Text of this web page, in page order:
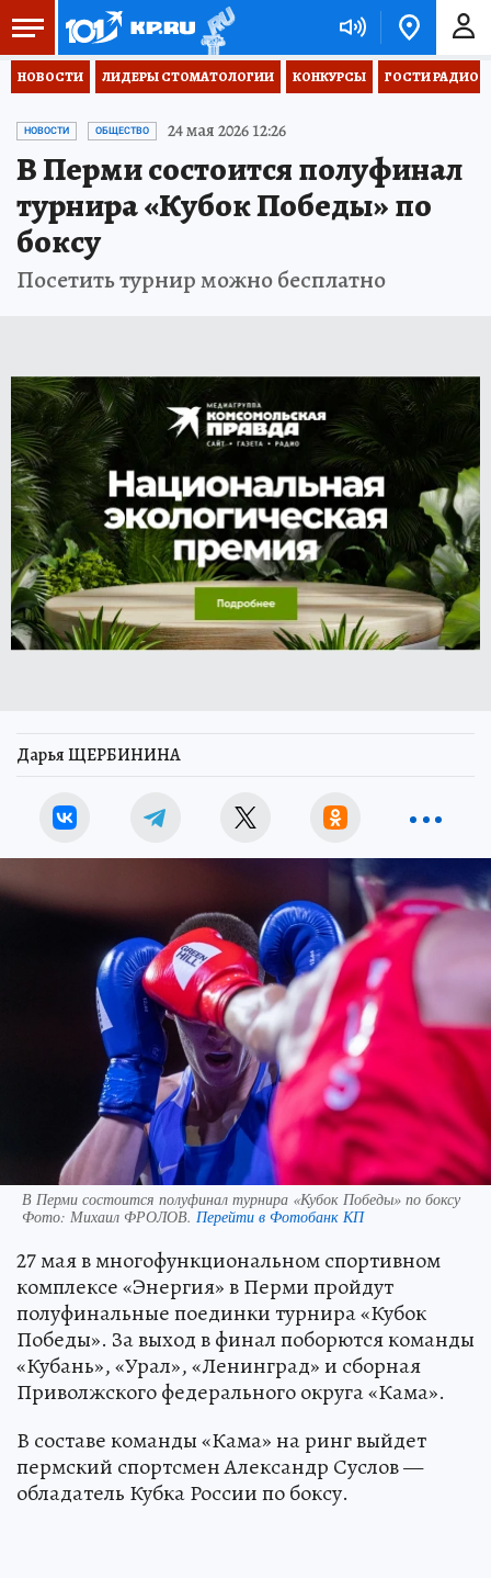
НОВОСТИ ЛИДЕРЫ СТОМАТОЛОГИИ КОНКУРСЫ ГОСТИ РАДИО
НОВОСТИ ОБЩЕСТВО 24 мая 2026 12:26
В Перми состоится полуфинал
турнира «Кубок Победы» по
боксу
Посетить турнир можно бесплатно
Дарья ЩЕРБИНИНА
В Перми состоится полуфинал турнира «Кубок Победы» по боксу
Фото: Михаил ФРОЛОВ. Перейти в Фотобанк КП
27 мая в многофункциональном спортивном
комплексе «Энергия» в Перми пройдут
полуфинальные поединки турнира «Кубок
Победы». За выход в финал поборются команды
«Кубань», «Урал», «Ленинград» и сборная
Приволжского федерального округа «Кама».
В составе команды «Кама» на ринг выйдет
пермский спортсмен Александр Суслов —
обладатель Кубка России по боксу.